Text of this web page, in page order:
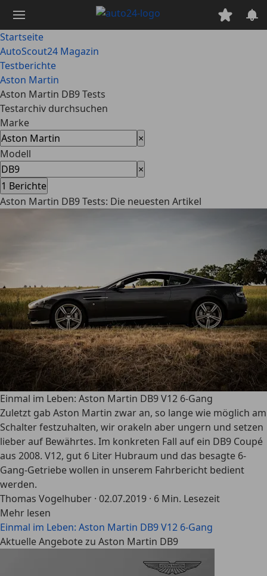
Hauptinhalt
springen
Startseite
AutoScout24 Magazin
Testberichte
Aston Martin
Aston Martin DB9 Tests
Testarchiv durchsuchen
Marke
×
Modell
×
1 Berichte
Aston Martin DB9 Tests: Die neuesten Artikel
Einmal im Leben: Aston Martin DB9 V12 6-Gang
Zuletzt gab Aston Martin zwar an, so lange wie möglich am
Schalter festzuhalten, wir orakeln aber ungern und setzen
lieber auf Bewährtes. Im konkreten Fall auf ein DB9 Coupé
aus 2008. V12, gut 6 Liter Hubraum und das besagte 6-
Gang-Getriebe wollen in unserem Fahrbericht bedient
werden.
Thomas Vogelhuber · 02.07.2019 · 6 Min. Lesezeit
Mehr lesen
Einmal im Leben: Aston Martin DB9 V12 6-Gang
Aktuelle Angebote zu Aston Martin DB9